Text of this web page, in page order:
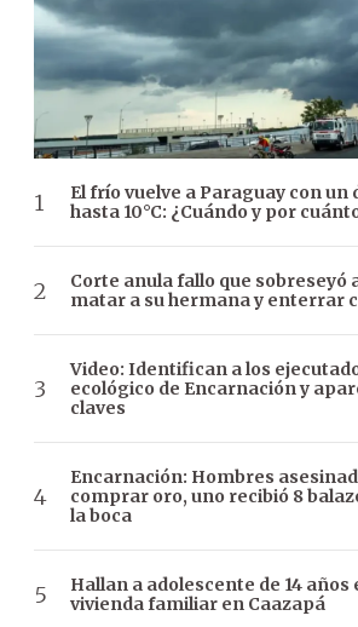
El frío vuelve a Paraguay con un
hasta 10°C: ¿Cuándo y por
Corte anula fallo que sobreseyó
matar a su hermana y enterrar
Video: Identifican a los
ecológico de Encarnación y
claves
Encarnación: Hombres
comprar oro, uno recibió 8
la boca
Hallan a adolescente de 14
vivienda familiar en Caazapá